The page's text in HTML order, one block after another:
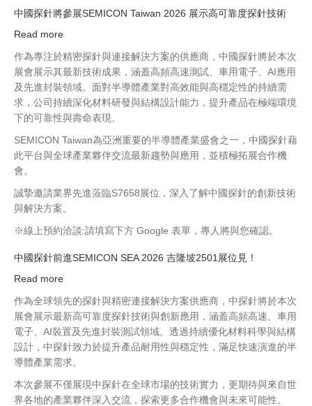
業
中國探針將參展SEMICON Taiwan 2026 展示高可靠度探針技術
Read more
中
國
探
針
將
參
展
SEMICON
2026
高
靠
探
針
技
術
作為專注於精密探針與連接解決方案的供應商，中國探針將於本次
展會展示其最新技術成果，涵蓋高頻高速測試、車用電子、AI應用
及先進封裝領域。面對半導體產業對高效能與高穩定性的持續需
求，公司持續深化材料研發與結構設計能力，提升產品在極端環境
下的可靠性與壽命表現。
SEMICON Taiwan為亞洲重要的半導體產業盛會之一，中國探針藉
此平台與全球產業夥伴交流最新趨勢與應用，並積極拓展合作機
會。
誠摯邀請業界先進蒞臨S7658展位，深入了解中國探針的創新技術
與解決方案。
※線上預約洽談:請填寫下方 Google 表單，專人將與您確認。
中國探針前進SEMICON SEA 2026 吉隆坡2501展位見！
Read more
中
國
探
前
進
SEMICON
SEA
作為全球領先的探針與精密連接解決方案供應商，中探針將於本次
展會展示最新高可靠度探針技術與創新應用，涵蓋高頻高速、車用
電子、AI裝置及先進封裝測試領域。透過持續優化材料科學與結構
設計，中探針致力於提升產品耐用性與穩定性，滿足快速演進的半
導體產業需求。
本次參展不僅展現中探針在全球市場的技術實力，更期待與來自世
界各地的產業夥伴深入交流，探索更多合作機會與未來可能性。